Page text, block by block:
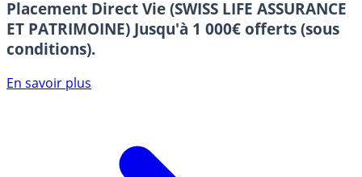
Placement Direct Vie (SWISS LIFE ASSURANCE
ET PATRIMOINE) Jusqu'à 1 000€ offerts (sous
conditions).
En savoir plus